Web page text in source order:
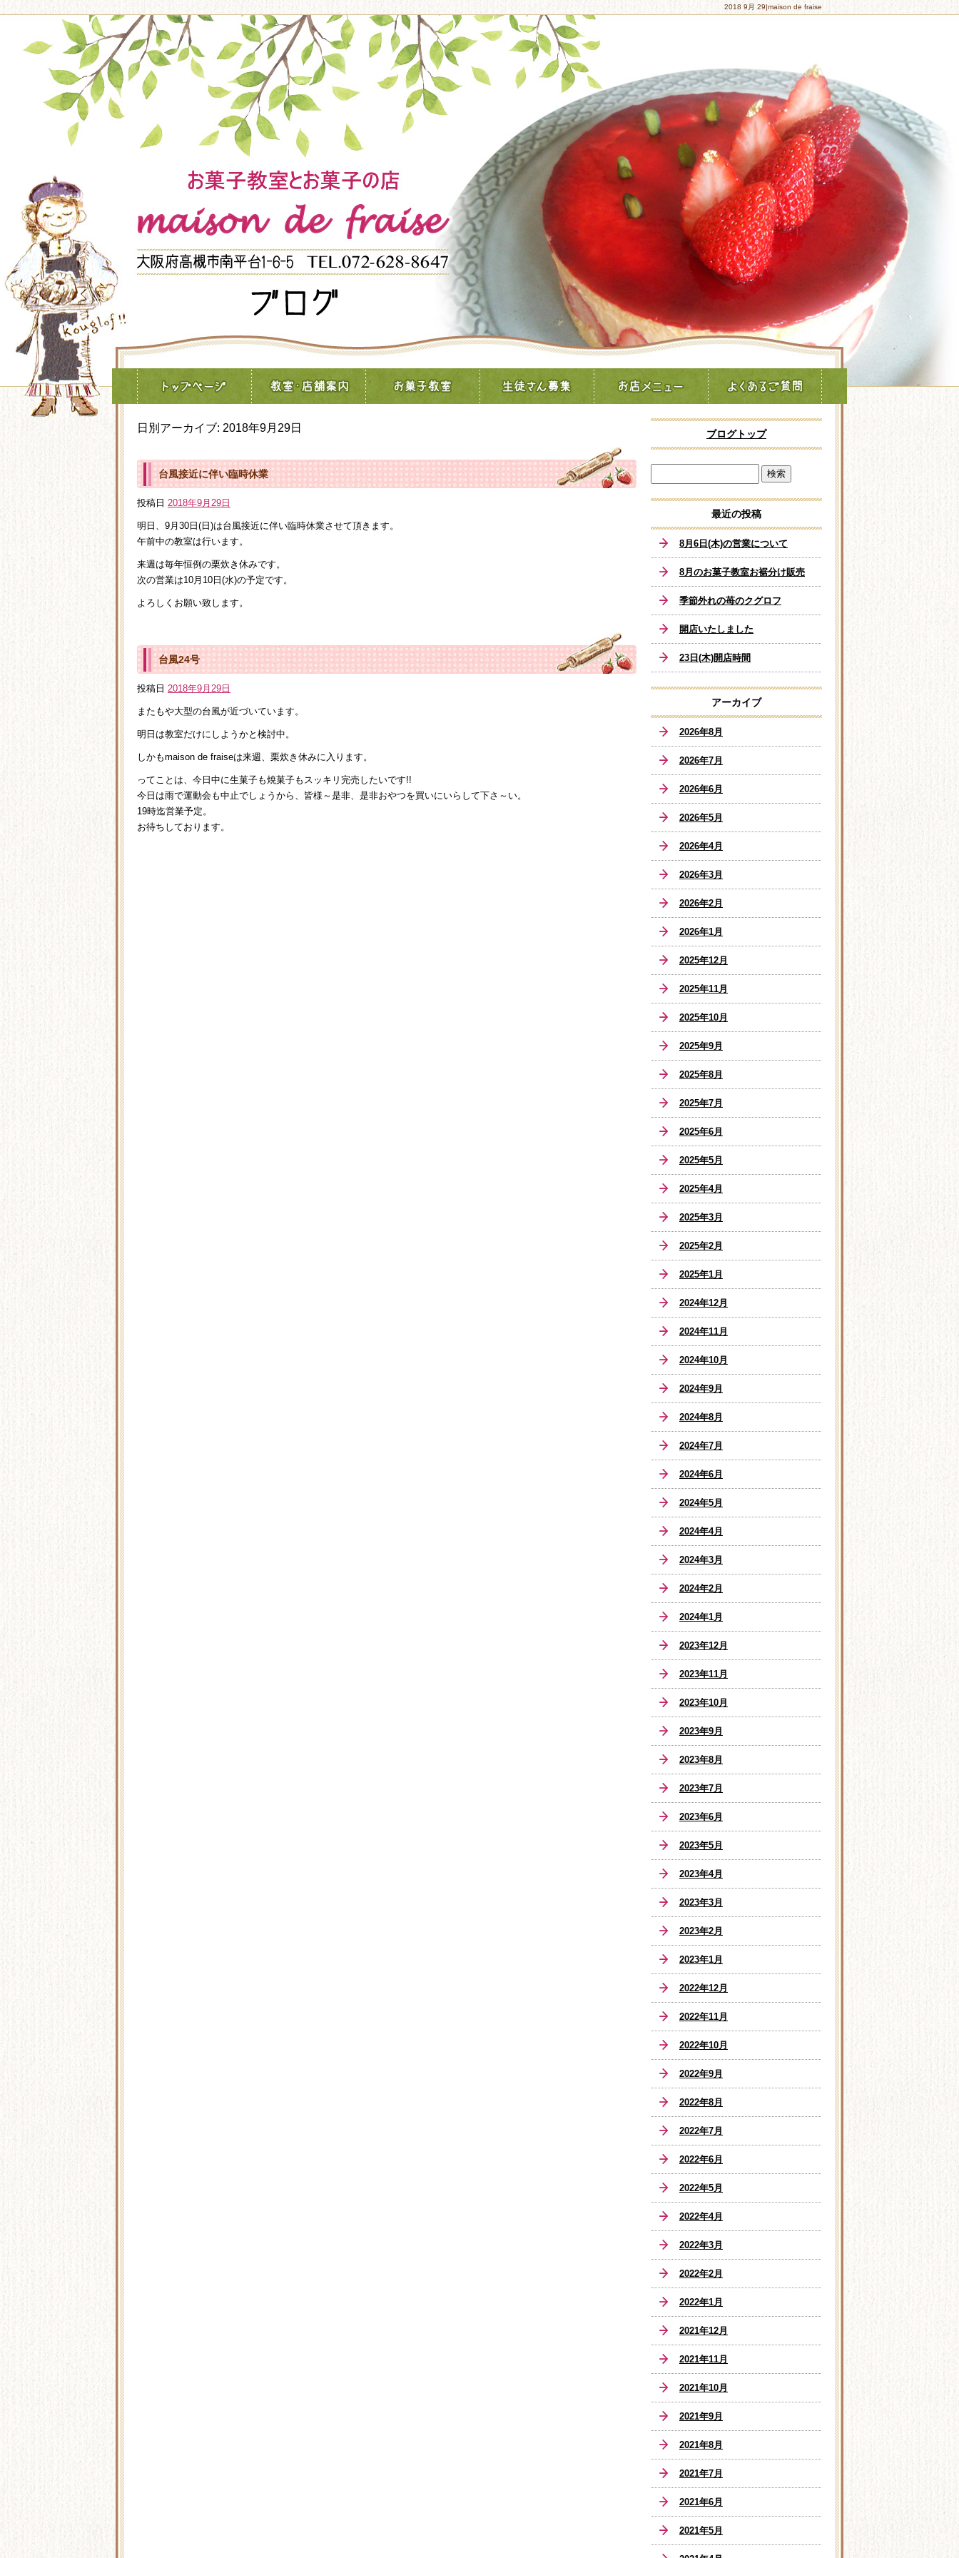
2018 9月 29|maison de fraise
日別アーカイブ: 2018年9月29日
台風接近に伴い臨時休業
投稿日 2018年9月29日
明日、9月30日(日)は台風接近に伴い臨時休業させて頂きます。
午前中の教室は行います。
来週は毎年恒例の栗炊き休みです。
次の営業は10月10日(水)の予定です。
よろしくお願い致します。
台風24号
投稿日 2018年9月29日
またもや大型の台風が近づいています。
明日は教室だけにしようかと検討中。
しかもmaison de fraiseは来週、栗炊き休みに入ります。
ってことは、今日中に生菓子も焼菓子もスッキリ完売したいです!!
今日は雨で運動会も中止でしょうから、皆様～是非、是非おやつを買いにいらして下さ～い。
19時迄営業予定。
お待ちしております。
ブログトップ
最近の投稿
8月6日(木)の営業について
8月のお菓子教室お裾分け販売
季節外れの苺のクグロフ
開店いたしました
23日(木)開店時間
アーカイブ
2026年8月
2026年7月
2026年6月
2026年5月
2026年4月
2026年3月
2026年2月
2026年1月
2025年12月
2025年11月
2025年10月
2025年9月
2025年8月
2025年7月
2025年6月
2025年5月
2025年4月
2025年3月
2025年2月
2025年1月
2024年12月
2024年11月
2024年10月
2024年9月
2024年8月
2024年7月
2024年6月
2024年5月
2024年4月
2024年3月
2024年2月
2024年1月
2023年12月
2023年11月
2023年10月
2023年9月
2023年8月
2023年7月
2023年6月
2023年5月
2023年4月
2023年3月
2023年2月
2023年1月
2022年12月
2022年11月
2022年10月
2022年9月
2022年8月
2022年7月
2022年6月
2022年5月
2022年4月
2022年3月
2022年2月
2022年1月
2021年12月
2021年11月
2021年10月
2021年9月
2021年8月
2021年7月
2021年6月
2021年5月